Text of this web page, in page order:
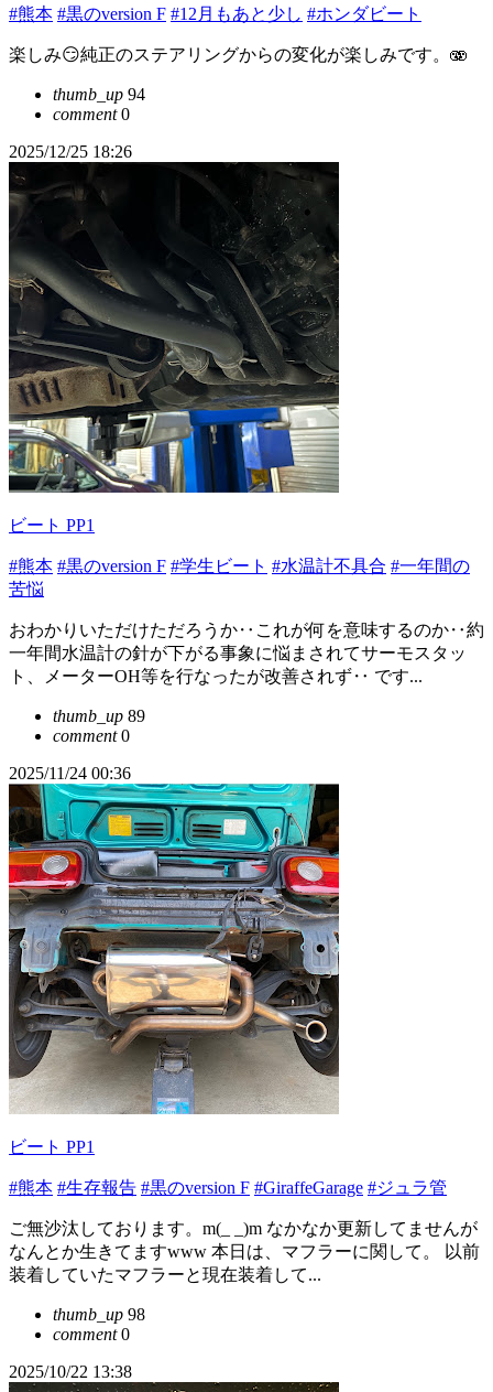
#熊本 #黒のversion F #12月もあと少し #ホンダビート
楽しみ😏純正のステアリングからの変化が楽しみです。🫨
thumb_up 94
comment0
2025/12/25 18:26
ビート PP1
#熊本 #黒のversion F #学生ビート #水温計不具合 #一年間の
苦悩
おわかりいただけただろうか‥これが何を意味するのか‥約
一年間水温計の針が下がる事象に悩まされてサーモスタッ
ト、メーターOH等を行なったが改善されず‥ です...
thumb_up 89
comment0
2025/11/24 00:36
ビート PP1
#熊本 #生存報告 #黒のversion F #GiraffeGarage #ジュラ管
ご無沙汰しております。m(_ _)m なかなか更新してませんが
なんとか生きてますwww 本日は、マフラーに関して。 以前
装着していたマフラーと現在装着して...
thumb_up 98
comment0
2025/10/22 13:38